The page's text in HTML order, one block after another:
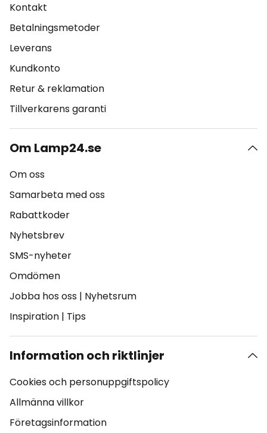
Kontakt
Betalningsmetoder
Leverans
Kundkonto
Retur & reklamation
Tillverkarens garanti
Om Lamp24.se
Om oss
Samarbeta med oss
Rabattkoder
Nyhetsbrev
SMS-nyheter
Omdömen
Jobba hos oss | Nyhetsrum
Inspiration | Tips
Information och riktlinjer
Cookies och personuppgiftspolicy
Allmänna villkor
Företagsinformation